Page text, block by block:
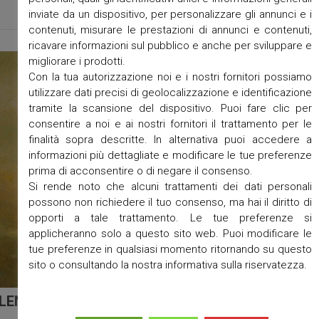
MESE MARIANO – 4-31 MAGGIO 2020
inviate da un dispositivo, per personalizzare gli annunci e i
contenuti, misurare le prestazioni di annunci e contenuti,
ricavare informazioni sul pubblico e anche per sviluppare e
migliorare i prodotti.
Con la tua autorizzazione noi e i nostri fornitori possiamo
utilizzare dati precisi di geolocalizzazione e identificazione
tramite la scansione del dispositivo. Puoi fare clic per
consentire a noi e ai nostri fornitori il trattamento per le
finalità sopra descritte. In alternativa puoi accedere a
informazioni più dettagliate e modificare le tue preferenze
prima di acconsentire o di negare il consenso.
Si rende noto che alcuni trattamenti dei dati personali
possono non richiedere il tuo consenso, ma hai il diritto di
opporti a tale trattamento. Le tue preferenze si
applicheranno solo a questo sito web. Puoi modificare le
tue preferenze in qualsiasi momento ritornando su questo
sito o consultando la nostra informativa sulla riservatezza.